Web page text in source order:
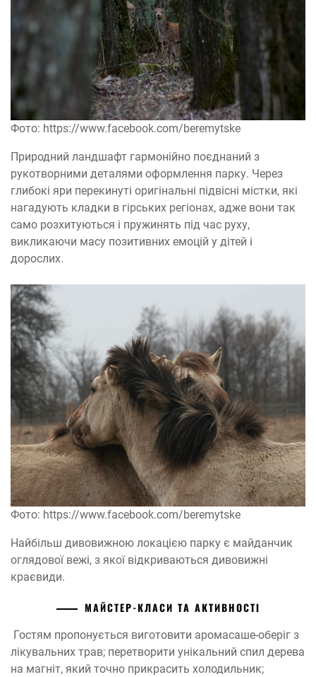
Фото: https://www.facebook.com/beremytske
Природний ландшафт гармонійно поєднаний з
рукотворними деталями оформлення парку. Через
глибокі яри перекинуті оригінальні підвісні містки, які
нагадують кладки в гірських регіонах, адже вони так
само розхитуються і пружинять під час руху,
викликаючи масу позитивних емоцій у дітей і
дорослих.
Фото: https://www.facebook.com/beremytske
Найбільш дивовижною локацією парку є майданчик
оглядової вежі, з якої відкриваються дивовижні
краєвиди.
МАЙСТЕР-КЛАСИ ТА АКТИВНОСТІ
Гостям пропонується виготовити аромасаше-оберіг з
лікувальних трав; перетворити унікальний спил дерева
на магніт, який точно прикрасить холодильник;